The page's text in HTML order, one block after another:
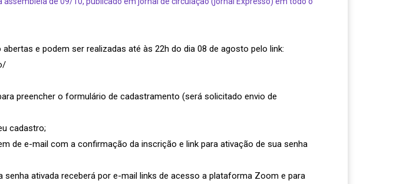
e podem ser realizadas até às 22h do dia 08 de agosto pelo link:
preencher o formulário de cadastramento (será solicitado envio de
cadastro;
de e-mail com a confirmação da inscrição e link para ativação de sua senha
ativada receberá por e-mail links de acesso a plataforma Zoom e para